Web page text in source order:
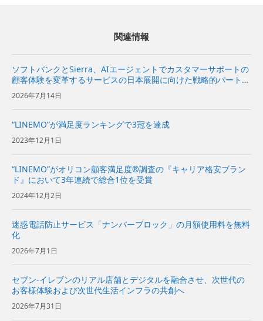
関連情報
ソフトバンクとSierra、AIエージェントでカスタマーサポートの
顧客体験を変革するサービスの日本展開に向けた戦略的パートナ
ーシップ契約を締結〜Sierraの対話型AIプラットフォームをソフ
トバンクが日本市場で独占販売代理店として販売開始〜...
2026年7月14日
“LINEMO”が満足度ランキングで3冠を達成
2023年12月1日
“LINEMO”がオリコン顧客満足度®調査の『キャリア格安ブラン
ド』において3年連続で総合1位を受賞
2024年12月2日
迷惑電話防止サービス「ナンバーブロック」の月額使用料を無料
化
2026年7月1日
セブン-イレブンのリアル店舗とデジタルを融合させ、次世代の
お客様体験および次世代生活インフラの共創へ
2026年7月31日